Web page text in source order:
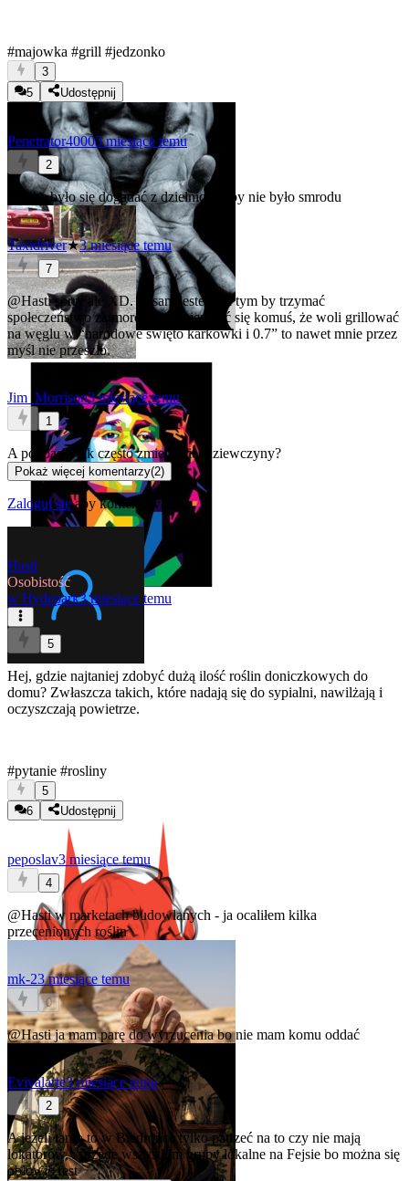
#majowka #grill #jedzonko
3
5
Udostępnij
Penetrator40003 miesiące temu
2
Trzeba było się dogadać z dzielnicą to by nie było smrodu
Taxidriver★3 miesiące temu
7
@Hastisorry ale XD. Ja sam jestem za tym by trzymać
społeczeństwo za mordę ale wpieprzać się komuś, że woli grillować
na węglu w “narodowe święto karkówki i 0.7” to nawet mnie przez
myśl nie przeszło.
Jim_Morrison3 miesiące temu
1
A podpaski jak często zmieniacie, dziewczyny?
Pokaż więcej komentarzy(2)
Zaloguj sięaby komentować
Hasti
Osobistość
w Hydepark3 miesiące temu
5
Hej, gdzie najtaniej zdobyć dużą ilość roślin doniczkowych do
domu? Zwłaszcza takich, które nadają się do sypialni, nawilżają i
oczyszczają powietrze.
#pytanie #rosliny
5
6
Udostępnij
peposlav3 miesiące temu
4
@Hastiw marketach budowlanych - ja ocaliłem kilka
przecenionych roślin
mk-23 miesiące temu
0
@Hastija mam parę do wyrzucenia bo nie mam komu oddać
Evivalarte3 miesiące temu
2
A jeżeli tanio to w Biedronce tylko patrzeć na to czy nie mają
lokatorów, i przede wszystkim grupy lokalne na Fejsie bo można się
obłowić fest